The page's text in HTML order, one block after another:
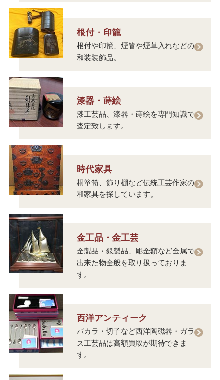
根付・印籠
根付や印籠、煙管や煙草入れなどの
和装装飾品。
漆器・蒔絵
漆工芸品、漆器・蒔絵を専門知識で
査定致します。
時代家具
桐箪笥、飾り棚など伝統工芸作家の
和家具を探しています。
金工品・金工芸
金製品・銀製品、彫金額など金属で
出来た物全般を取り扱っておりま
す。
西洋アンティーク
バカラ・切子など西洋陶磁器・ガラ
ス工芸品は高額買取が期待できま
す。